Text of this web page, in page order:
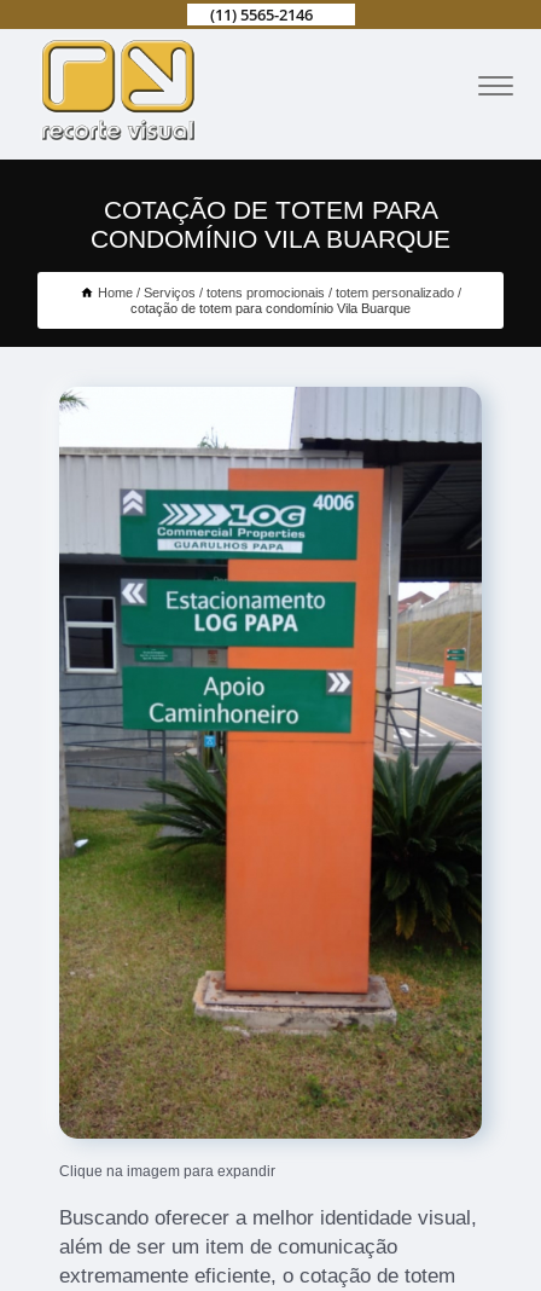
(11) 5565-2146
COTAÇÃO DE TOTEM PARA
CONDOMÍNIO VILA BUARQUE
Home Serviços totens promocionais
totem personalizado
cotação de totem para condomínio Vila Buarque
Clique na imagem para expandir
Buscando oferecer a melhor identidade visual,
além de ser um item de comunicação
extremamente eficiente, o cotação de totem